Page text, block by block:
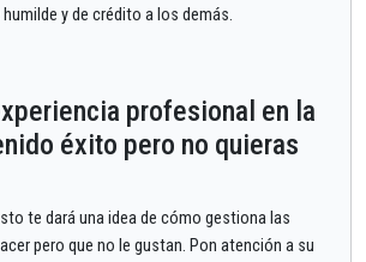
y de crédito a los demás.
profesional en la
éxito pero no quieras
te dará una idea de cómo gestiona las
pero que no le gustan. Pon atención a su